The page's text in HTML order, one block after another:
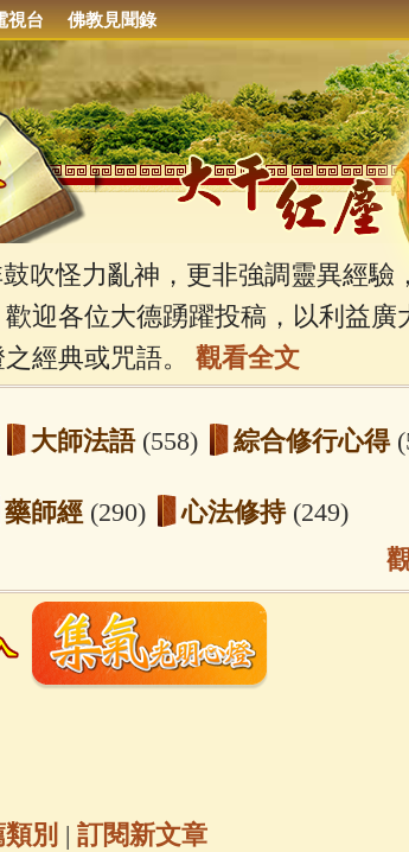
視台 佛教見聞錄
怪力亂神，更非強調靈異經驗
迎各位大德踴躍投稿，以利益廣
經典或咒語。 觀看全文
大師法語 (558) 綜合修行心得
藥師經 (290) 心法修持 (249)
臨終助念(190) 文殊菩薩(165)
度母)(144) 動物念佛往生
別 | 訂閱新文章